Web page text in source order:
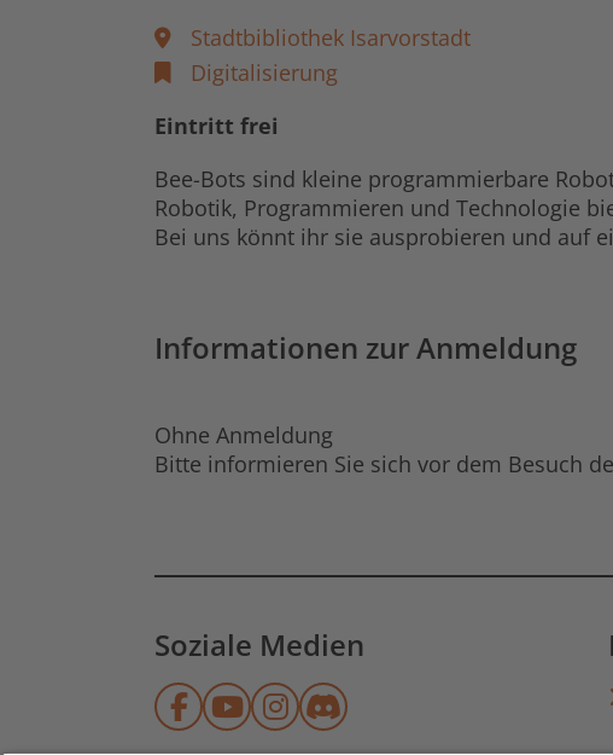
Stadtbibliothek Isarvorstadt
Digitalisierung
Eintritt frei
Bee-Bots sind kleine programmierbare
Robotik, Programmieren und Technologie
Bei uns könnt ihr sie ausprobieren und auf
Informationen zur Anmeldung
Ohne Anmeldung
Bitte informieren Sie sich vor dem Besuch
Soziale Medien
Münchner Stadtbibliothek auf
Münchner Stadtbibliothek
Münchner
Münchner